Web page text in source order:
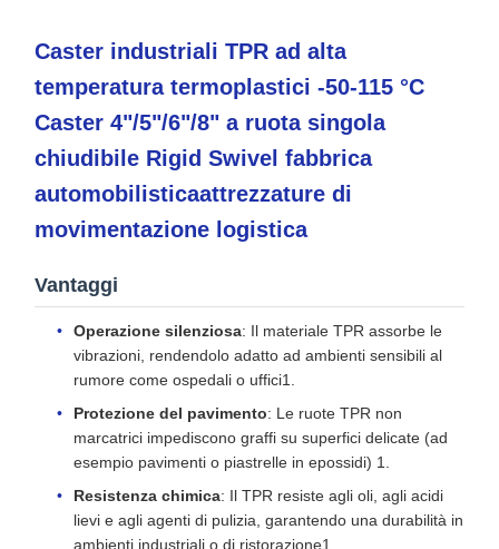
Caster industriali TPR ad alta
temperatura termoplastici -50-115 °C
Caster 4"/5"/6"/8" a ruota singola
chiudibile Rigid Swivel fabbrica
automobilisticaattrezzature di
movimentazione logistica
Vantaggi
Operazione silenziosa: Il materiale TPR assorbe le
vibrazioni, rendendolo adatto ad ambienti sensibili al
rumore come ospedali o uffici1.
Protezione del pavimento: Le ruote TPR non
marcatrici impediscono graffi su superfici delicate (ad
esempio pavimenti o piastrelle in epossidi) 1.
Resistenza chimica: Il TPR resiste agli oli, agli acidi
lievi e agli agenti di pulizia, garantendo una durabilità in
ambienti industriali o di ristorazione1.